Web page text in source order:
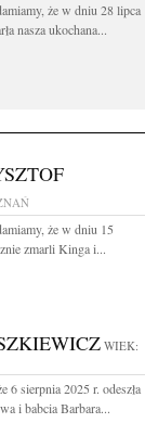
że w dniu 28 lipca
nasza ukochana...
że w dniu 15
zmarli Kinga i...
WIEK:
6 sierpnia 2025 r. odeszła
i babcia Barbara...